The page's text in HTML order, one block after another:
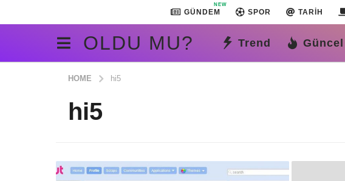
GÜNDEM
NEW
SPOR TARIH
OLDU MU? Trend Güncel
HOME hi5
hi5